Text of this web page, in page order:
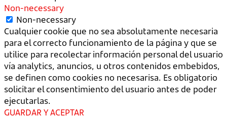
Non-necessary
Non-necessary
Cualquier cookie que no sea absolutamente necesaria
para el correcto funcionamiento de la página y que se
utilice para recolectar información personal del usuario
vía analytics, anuncios, u otros contenidos embebidos,
se definen como cookies no necesarisa. Es obligatorio
solicitar el consentimiento del usuario antes de poder
ejecutarlas.
GUARDAR Y ACEPTAR